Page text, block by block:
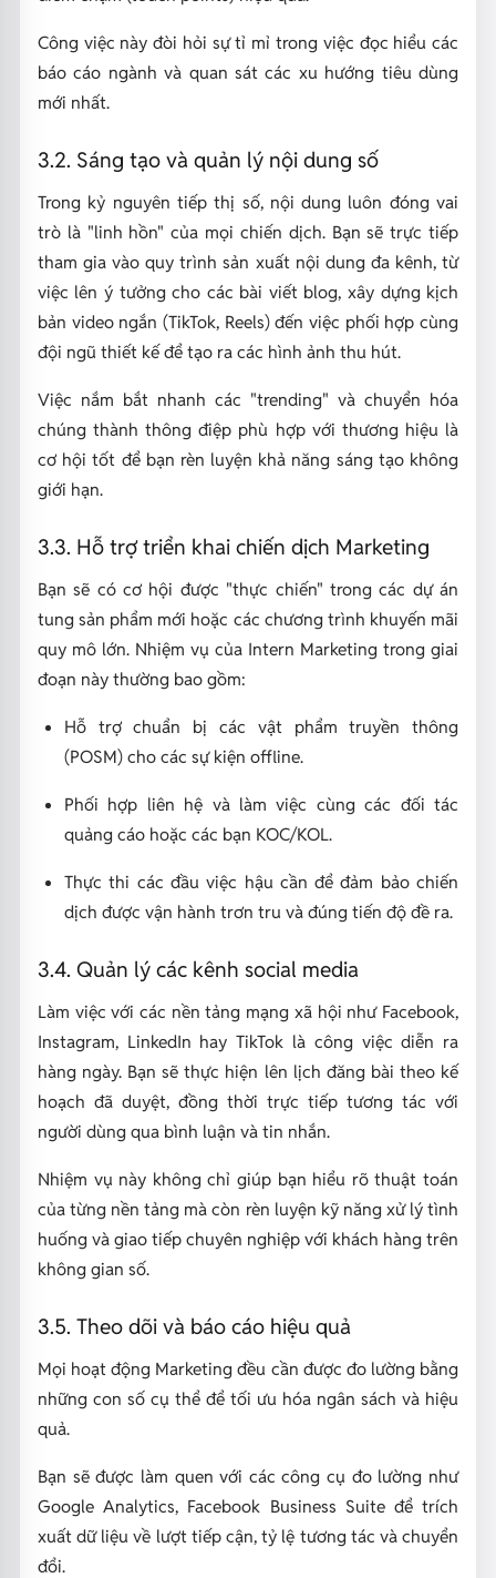
Công việc này đòi hỏi sự tỉ mỉ trong việc đọc hiểu các
báo cáo ngành và quan sát các xu hướng tiêu dùng
mới nhất.
3.2. Sáng tạo và quản lý nội dung số
Trong kỷ nguyên tiếp thị số, nội dung luôn đóng vai
trò là "linh hồn" của mọi chiến dịch. Bạn sẽ trực tiếp
tham gia vào quy trình sản xuất nội dung đa kênh, từ
việc lên ý tưởng cho các bài viết blog, xây dựng kịch
bản video ngắn (TikTok, Reels) đến việc phối hợp cùng
đội ngũ thiết kế để tạo ra các hình ảnh thu hút.
Việc nắm bắt nhanh các "trending" và chuyển hóa
chúng thành thông điệp phù hợp với thương hiệu là
cơ hội tốt để bạn rèn luyện khả năng sáng tạo không
giới hạn.
3.3. Hỗ trợ triển khai chiến dịch Marketing
Bạn sẽ có cơ hội được "thực chiến" trong các dự án
tung sản phẩm mới hoặc các chương trình khuyến mãi
quy mô lớn. Nhiệm vụ của Intern Marketing trong giai
đoạn này thường bao gồm:
Hỗ trợ chuẩn bị các vật phẩm truyền thông
(POSM) cho các sự kiện offline.
Phối hợp liên hệ và làm việc cùng các đối tác
quảng cáo hoặc các bạn KOC/KOL.
Thực thi các đầu việc hậu cần để đảm bảo chiến
dịch được vận hành trơn tru và đúng tiến độ đề ra.
3.4. Quản lý các kênh social media
Làm việc với các nền tảng mạng xã hội như Facebook,
Instagram, LinkedIn hay TikTok là công việc diễn ra
hàng ngày. Bạn sẽ thực hiện lên lịch đăng bài theo kế
hoạch đã duyệt, đồng thời trực tiếp tương tác với
người dùng qua bình luận và tin nhắn.
Nhiệm vụ này không chỉ giúp bạn hiểu rõ thuật toán
của từng nền tảng mà còn rèn luyện kỹ năng xử lý tình
huống và giao tiếp chuyên nghiệp với khách hàng trên
không gian số.
3.5. Theo dõi và báo cáo hiệu quả
Mọi hoạt động Marketing đều cần được đo lường bằng
những con số cụ thể để tối ưu hóa ngân sách và hiệu
quả.
Bạn sẽ được làm quen với các công cụ đo lường như
Google Analytics, Facebook Business Suite để trích
xuất dữ liệu về lượt tiếp cận, tỷ lệ tương tác và chuyển
đổi.